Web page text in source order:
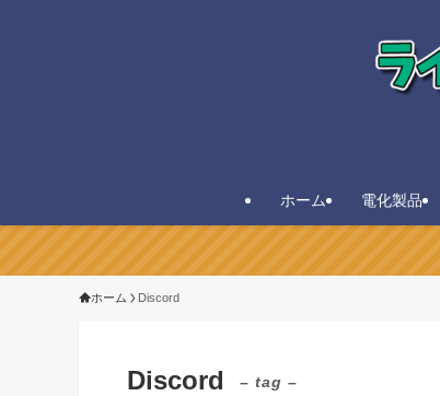
ホーム 電化製品
ホーム Discord
Discord – tag –